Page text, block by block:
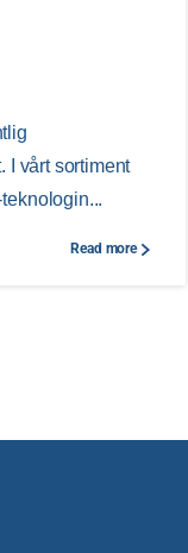
I vårt sortiment
Read more